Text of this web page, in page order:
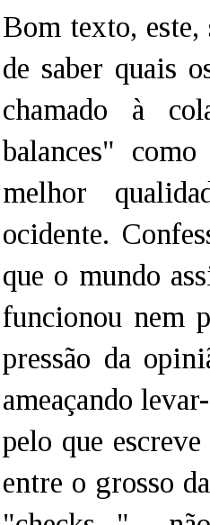
Bom texto, este,
de saber quais
chamado à
balances"
melhor
ocidente.
que o mundo
funcionou nem
pressão da
ameaçando
pelo que
entre o grosso